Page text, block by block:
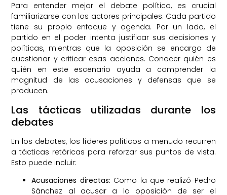
Para entender mejor el debate político, es crucial
familiarizarse con los actores principales. Cada partido
tiene su propio enfoque y agenda. Por un lado, el
partido en el poder intenta justificar sus decisiones y
políticas, mientras que la oposición se encarga de
cuestionar y criticar esas acciones. Conocer quién es
quién en este escenario ayuda a comprender la
magnitud de las acusaciones y defensas que se
producen.
Las tácticas utilizadas durante los
debates
En los debates, los líderes políticos a menudo recurren
a tácticas retóricas para reforzar sus puntos de vista.
Esto puede incluir:
Acusaciones directas: Como la que realizó Pedro
Sánchez al acusar a la oposición de ser el